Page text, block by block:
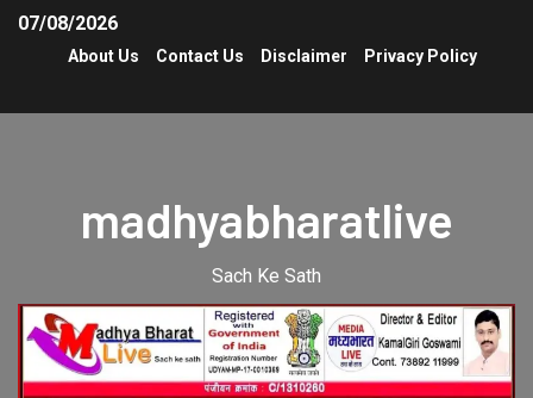
07/08/2026
About Us Contact Us Disclaimer Privacy Policy
madhyabharatlive
Sach Ke Sath